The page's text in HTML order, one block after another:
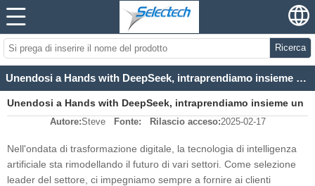
Ricerca
Unendosi a Hands with DeepSeek, intraprendiamo insieme un futuro intelligente: Selectch si integra ufficialmente con il grande modello di DeepSeek
Unendosi a Hands with DeepSeek, intraprendiamo insieme un
futuro intelligente: Selectch si integra ufficialmente con il
grande modello di DeepSeek
Autore:Steve Fonte: Rilascio acceso:2025-02-17
Nell'ondata di trasformazione digitale, la tecnologia di intelligenza
artificiale sta rimodellando il futuro di vari settori. Come selezione
leader del settore, ci impegniamo sempre a fornire ai clienti